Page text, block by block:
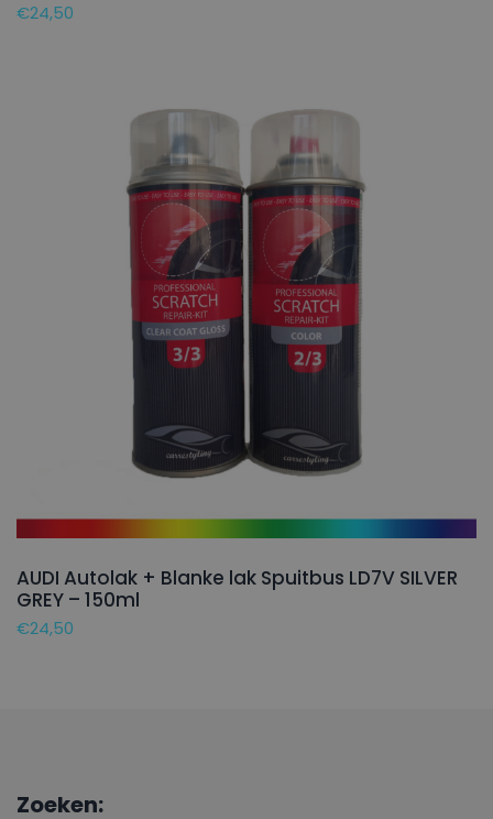
€24,50
AUDI Autolak + Blanke lak Spuitbus LD7V SILVER
GREY – 150ml
€24,50
Zoeken: